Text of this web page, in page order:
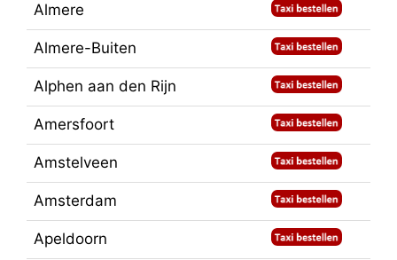
Almere
Almere-Buiten
Alphen aan den Rijn
Amersfoort
Amstelveen
Amsterdam
Apeldoorn